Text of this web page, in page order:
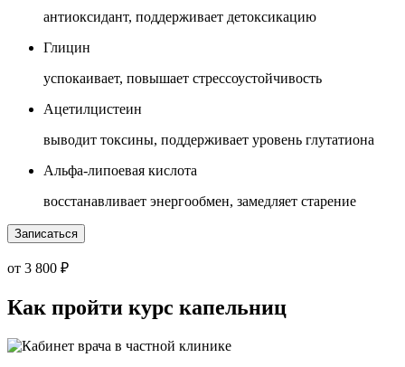
антиоксидант, поддерживает детоксикацию
Глицин
успокаивает, повышает стрессоустойчивость
Ацетилцистеин
выводит токсины, поддерживает уровень глутатиона
Альфа-липоевая кислота
восстанавливает энергообмен, замедляет старение
Записаться
от 3 800 ₽
Как пройти курс капельниц